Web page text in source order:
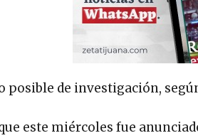
de investigación,
este miércoles fue